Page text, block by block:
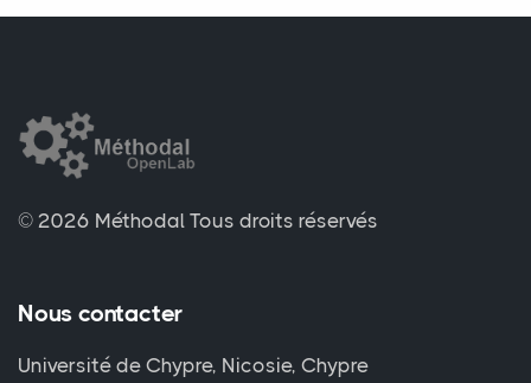
© 2026 Méthodal Tous droits réservés
Nous contacter
Université de Chypre, Nicosie, Chypre